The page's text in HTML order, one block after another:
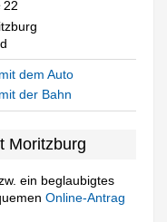
dem Auto
der Bahn
Moritzburg
ein beglaubigtes
Online-Antrag